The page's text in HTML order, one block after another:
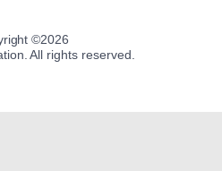
©2026
All rights reserved.